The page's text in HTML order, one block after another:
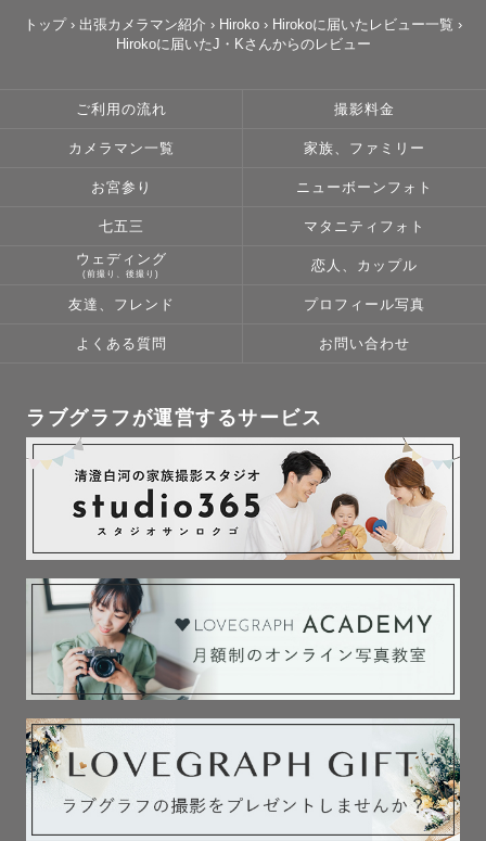
自分たちもこんな風に撮ってもらえるかな…？という方も
当日は「撮影を楽しむ気持ち」を必ずご持参ください🌷
お会いできることを心から楽しみにしております🌿
💐今まで撮影させていただいたゲストのみなさまへ
たくさんいる中から私のことを見つけてくださって、ご依
素敵な経験と出会いと時間を本当にありがとうございま
またお会いできる日が来ることを楽しみに、いつでもお待
ちしております💓
-----------------------------------
📸得意な撮影(下記以外も対応可◎)
一生に一度の家族の初めの記念となるお写真.
最高の写真と想い出となるように撮影前から後まで丁寧に
対応いたします.
経験も豊富なので様々なロケーションや雰囲気、ポージン
グもお任せください.
「この人と一緒にいるときの自分ってこんなに幸せそうな
んだ…」と見返したときにも幸せに思えるようなお二人だ
けのオリジナルのウェディングフォトを撮影させていただ
きます♡
物語の中にいるお姫さまになりきれるような写真を目指し
トップ › 出張カメラマン紹介 › Hiroko › Hirokoに届いたレビュー一覧 ›
Hirokoに届いたJ・Kさんからのレビュー
ご利用の流れ 撮影料金
カメラマン一覧 家族、ファミリー
お宮参り ニューボーンフォト
七五三 マタニティフォト
ウェディング
(前撮り、後撮り)
恋人、カップル
友達、フレンド プロフィール写真
よくある質問 お問い合わせ
ラブグラフが運営するサービス